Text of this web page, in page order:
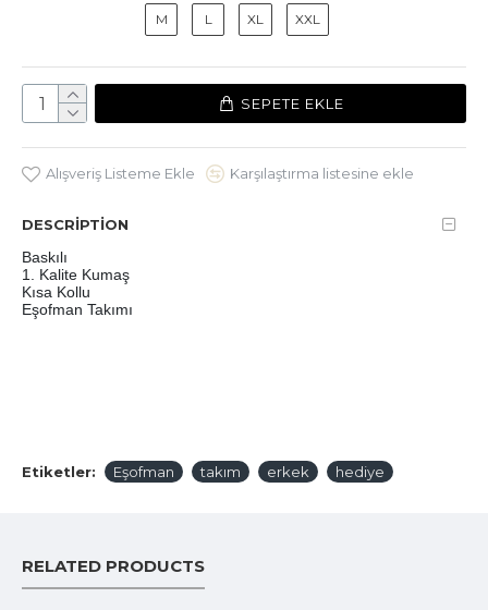
M
L XL XXL
SEPETE EKLE
Alışveriş Listeme Ekle Karşılaştırma listesine ekle
DESCRIPTION
Baskılı
1. Kalite Kumaş
Kısa Kollu
Eşofman Takımı
Etiketler: Eşofman takım erkek hediye
RELATED PRODUCTS